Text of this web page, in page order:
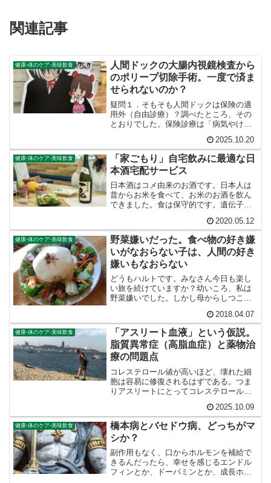
関連記事
健康-体のケア-美味飲食
人間ドックの大腸内視鏡検査から
のポリープ切除手術。一度で済ま
せられないのか？
疑問１．そもそも人間ドックは保険の適
用外（自由診療）？調べたところ、その
とおりでした。保険診療は「病気やけが
用されるわけです。一方、人間ドックは
自由診療となります。「病気の有無を調
べるための検査（予防目的...
2025.10.20
健康-体のケア-美味飲食
「家ごもり」自宅飲みに最適な日
本酒宅配サービス
日本酒はコメ由来のお酒です。日本人は
昔からお米を食べて、お米のお酒を飲ん
できました。食は保守的です。遺伝子レ
ではないぐらいです。よ~く味わってみて
ください。先祖の食べたものがいちばん
おいしく、先祖の飲んだ...
2020.05.12
健康-体のケア-美味飲食
野菜嫌いだった。食べ物の好き嫌
いがなおらない子は、人間の好き
嫌いもなおらない
どうもハルトです。みなさん今日も楽し
い旅を続けていますか？幼いころ、私は
野菜嫌いでした。しかし母からしつこく
トウモロコシを食べるもーん。トウモロ
コシは野菜でしょ？」と思い出します。
私が子供の頃、トウモロコ...
2018.04.07
健康-体のケア-美味飲食
「アスリート血液」という仮説。
脂質異常症（高脂血症）と薬物治
療の問題点
コレステロール値が高いほど、壊れた細
胞は容易に修復されるはずである。つま
りアスリートにとってコレステロール値
「アスリート血液」という仮説を信じ
て、高脂血症であるが、薬は飲まずに放
置しようと思う。
2025.10.09
健康-体のケア-美味飲食
橋本病とバセドウ病、どっちがマ
シか？
副作用もなく、口からホルモンを補給で
きるんだったら、幸せを感じるエンドル
フィンとか、ドーパミンとか、成長ホル